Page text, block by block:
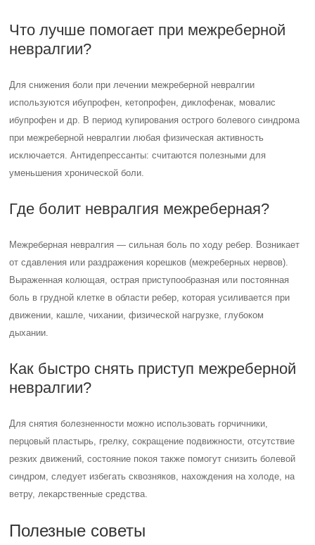
Что лучше помогает при межреберной
невралгии?
Для снижения боли при лечении межреберной невралгии
используются ибупрофен, кетопрофен, диклофенак, мовалис
ибупрофен и др. В период купирования острого болевого синдрома
при межреберной невралгии любая физическая активность
исключается. Антидепрессанты: считаются полезными для
уменьшения хронической боли.
Где болит невралгия межреберная?
Межреберная невралгия — сильная боль по ходу ребер. Возникает
от сдавления или раздражения корешков (межреберных нервов).
Выраженная колющая, острая приступообразная или постоянная
боль в грудной клетке в области ребер, которая усиливается при
движении, кашле, чихании, физической нагрузке, глубоком
дыхании.
Как быстро снять приступ межреберной
невралгии?
Для снятия болезненности можно использовать горчичники,
перцовый пластырь, грелку, сокращение подвижности, отсутствие
резких движений, состояние покоя также помогут снизить болевой
синдром, следует избегать сквозняков, нахождения на холоде, на
ветру, лекарственные средства.
Полезные советы